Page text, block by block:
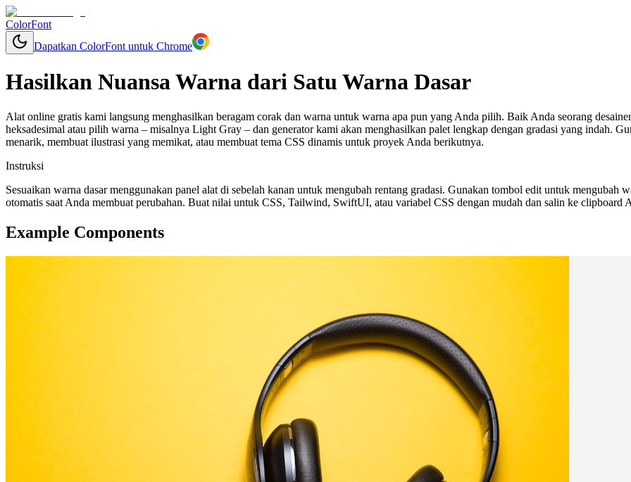
ColorFont
Dapatkan ColorFont untuk Chrome
Hasilkan Nuansa Warna dari Satu Warna Dasar
Alat online gratis kami langsung menghasilkan beragam corak dan warna untuk warna apa pun yang Anda pilih. Baik Anda seorang
heksadesimal atau pilih warna – misalnya Light Gray – dan generator kami akan menghasilkan palet lengkap dengan gradasi yang indah.
menarik, membuat ilustrasi yang memikat, atau membuat tema CSS dinamis untuk proyek Anda berikutnya.
Instruksi
Sesuaikan warna dasar menggunakan panel alat di sebelah kanan untuk mengubah rentang gradasi. Gunakan tombol edit untuk mengubah
otomatis saat Anda membuat perubahan. Buat nilai untuk CSS, Tailwind, SwiftUI, atau variabel CSS dengan mudah dan salin ke clipboard
Example Components